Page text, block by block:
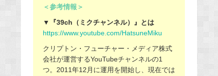
＜参考情報＞
▼『39ch（ミクチャンネル）』とは
https://www.youtube.com/HatsuneMiku
クリプトン・フューチャー・メディア株式
会社が運営するYouTubeチャンネルの1
つ。2011年12月に運用を開始し、現在では